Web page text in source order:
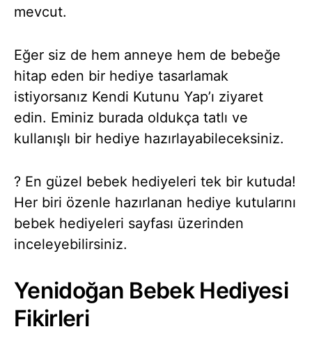
mevcut.
Eğer siz de hem anneye hem de bebeğe
hitap eden bir hediye tasarlamak
istiyorsanız Kendi Kutunu Yap’ı ziyaret
edin. Eminiz burada oldukça tatlı ve
kullanışlı bir hediye hazırlayabileceksiniz.
? En güzel bebek hediyeleri tek bir kutuda!
Her biri özenle hazırlanan hediye kutularını
bebek hediyeleri sayfası üzerinden
inceleyebilirsiniz.
Yenidoğan Bebek Hediyesi
Fikirleri